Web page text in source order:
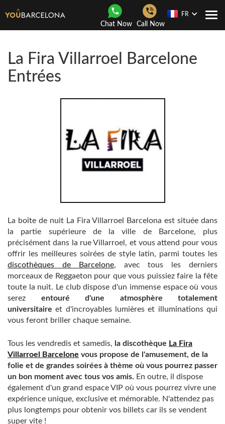
Chat Now Call Now
FR
La Fira Villarroel Barcelone
Entrées
La boîte de nuit La Fira Villarroel Barcelona est située dans
la partie supérieure de la ville de Barcelone, plus
précisément dans la rue Villarroel, et vous attend pour vous
offrir les meilleures soirées de style latin, parmi toutes les
discothèques de Barcelone, avec tous les derniers
morceaux de Reggaeton pour que vous puissiez faire la fête
toute la nuit. Le club dispose d'un immense espace où vous
serez entouré d'une atmosphère totalement
universitaire et d'incroyables lumières et illuminations qui
vous feront briller chaque semaine.
Tous les vendredis et samedis, la discothèque La Fira
Villarroel Barcelone vous propose de l'amusement, de la
folie et de grandes soirées à thème où vous pourrez passer
un bon moment avec tous vos amis. En outre, il dispose
également d'un grand espace VIP où vous pourrez vivre une
expérience unique, exclusive et mémorable. N'attendez pas
plus longtemps pour obtenir vos billets car ils se vendent
super vite !